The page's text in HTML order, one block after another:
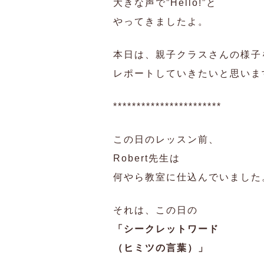
大きな声で”Hello!”と
やってきましたよ。
本日は、親子クラスさんの様子
レポートしていきたいと思いま
***********************
この日のレッスン前、
Robert先生は
何やら教室に仕込んでいました
それは、この日の
「シークレットワード
（ヒミツの言葉）」